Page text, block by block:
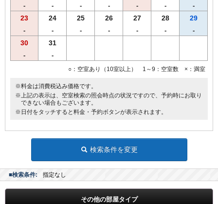
- - - - - - -
23
-
24
-
25
-
26
-
27
-
28
-
29
-
30
-
31
-
○：空室あり（10室以上） 1～9：空室数 ×：満室
※料金は消費税込み価格です。
※上記の表示は、空室検索の照会時点の状況ですので、予約時にお取り
できない場合もございます。
※日付をタッチすると料金・予約ボタンが表示されます。
検索条件を変更
■検索条件: 指定なし
その他の部屋タイプ